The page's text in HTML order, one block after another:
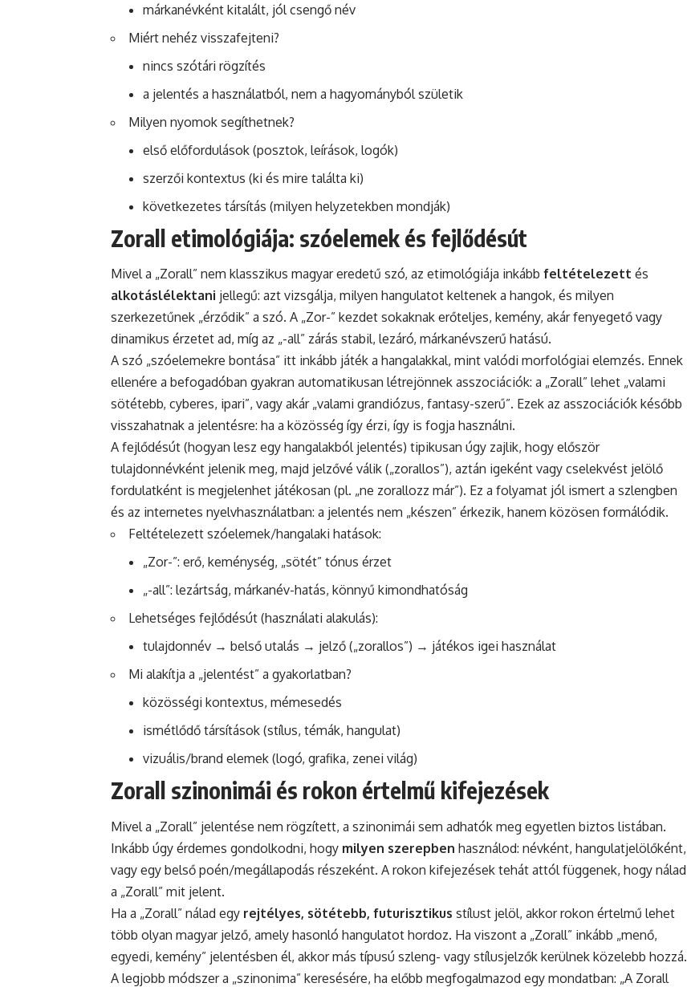
márkanévként kitalált, jól csengő név
Miért nehéz visszafejteni?
nincs szótári rögzítés
a jelentés a használatból, nem a hagyományból születik
Milyen nyomok segíthetnek?
első előfordulások (posztok, leírások, logók)
szerzői kontextus (ki és mire találta ki)
következetes társítás (milyen helyzetekben mondják)
Zorall etimológiája: szóelemek és fejlődésút
Mivel a „Zorall” nem klasszikus magyar eredetű szó, az etimológiája inkább feltételezett és
alkotáslélektani jellegű: azt vizsgálja, milyen hangulatot keltenek a hangok, és milyen
szerkezetűnek „érződik” a szó. A „Zor-” kezdet sokaknak erőteljes, kemény, akár fenyegető vagy
dinamikus érzetet ad, míg az „-all” zárás stabil, lezáró, márkanévszerű hatású.
A szó „szóelemekre bontása” itt inkább játék a hangalakkal, mint valódi morfológiai elemzés. Ennek
ellenére a befogadóban gyakran automatikusan létrejönnek asszociációk: a „Zorall” lehet „valami
sötétebb, cyberes, ipari”, vagy akár „valami grandiózus, fantasy-szerű”. Ezek az asszociációk később
visszahatnak a jelentésre: ha a közösség így érzi, így is fogja használni.
A fejlődésút (hogyan lesz egy hangalakból jelentés) tipikusan úgy zajlik, hogy először
tulajdonnévként jelenik meg, majd jelzővé válik („zorallos”), aztán igeként vagy cselekvést jelölő
fordulatként is megjelenhet játékosan (pl. „ne zorallozz már”). Ez a folyamat jól ismert a szlengben
és az internetes nyelvhasználatban: a jelentés nem „készen” érkezik, hanem közösen formálódik.
Feltételezett szóelemek/hangalaki hatások:
„Zor-”: erő, keménység, „sötét” tónus érzet
„-all”: lezártság, márkanév-hatás, könnyű kimondhatóság
Lehetséges fejlődésút (használati alakulás):
tulajdonnév → belső utalás → jelző („zorallos”) → játékos igei használat
Mi alakítja a „jelentést” a gyakorlatban?
közösségi kontextus, mémesedés
ismétlődő társítások (stílus, témák, hangulat)
vizuális/brand elemek (logó, grafika, zenei világ)
Zorall szinonimái és rokon értelmű kifejezések
Mivel a „Zorall” jelentése nem rögzített, a szinonimái sem adhatók meg egyetlen biztos listában.
Inkább úgy érdemes gondolkodni, hogy milyen szerepben használod: névként, hangulatjelölőként,
vagy egy belső poén/megállapodás részeként. A rokon kifejezések tehát attól függenek, hogy nálad
a „Zorall” mit jelent.
Ha a „Zorall” nálad egy rejtélyes, sötétebb, futurisztikus stílust jelöl, akkor rokon értelmű lehet
több olyan magyar jelző, amely hasonló hangulatot hordoz. Ha viszont a „Zorall” inkább „menő,
egyedi, kemény” jelentésben él, akkor más típusú szleng- vagy stílusjelzők kerülnek közelebb hozzá.
A legjobb módszer a „szinonima” keresésére, ha előbb megfogalmazod egy mondatban: „A Zorall